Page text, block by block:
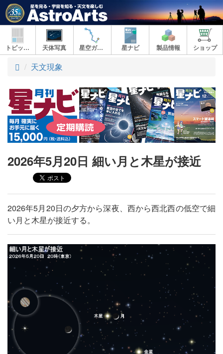
トピックス 天体写真 星空ガイド 星ナビ 製品情報 ショップ
ト
プ
天文現象
2026年5月20日 細い月と木星が接近
2026年5月20日の夕方から深夜、西から西北西の低空で細
い月と木星が接近する。